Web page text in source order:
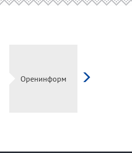
Оренинформ